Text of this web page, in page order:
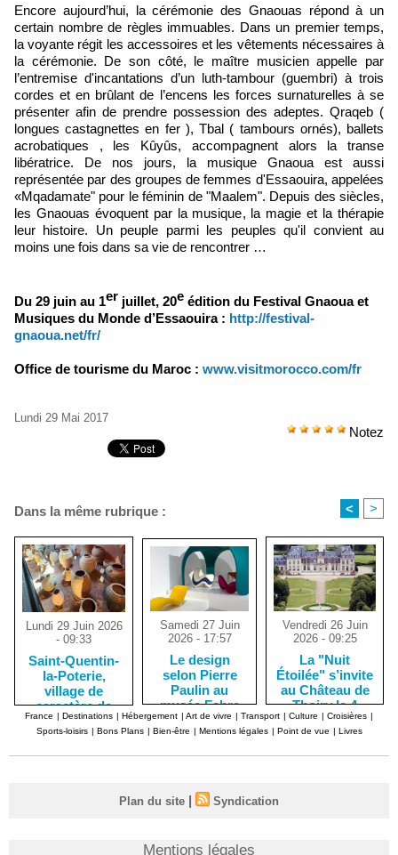
Encore aujourd’hui, la cérémonie des Gnaouas répond à un
certain nombre de règles immuables. Dans un premier temps,
la voyante régit les accessoires et les vêtements nécessaires à
la cérémonie. De son côté, le maître musicien appelle par
l’entremise d'incantations d’un luth-tambour (guembri) à trois
cordes et en brûlant de l’encens les forces surnaturelles à se
présenter afin de prendre possession des adeptes. Qraqeb (
longues castagnettes en fer ), Tbal ( tambours ornés), ballets
acrobatiques , les Kûyûs, accompagnent alors la transe
libératrice. De nos jours, la musique Gnaoua est aussi
représentée par des groupes de femmes d'Essaouira, appelées
«Mqadamate" pour le féminin de "Maalem". Depuis des siècles,
les Gnaouas évoquent par la musique, la magie et la thérapie
leur histoire. Un peuple parmi les peuples qu'il convient au
moins une fois dans sa vie de rencontrer …
Du 29 juin au 1er juillet, 20e édition du Festival Gnaoua et
Musiques du Monde d’Essaouira : http://festival-
gnaoua.net/fr/
Office de tourisme du Maroc : www.visitmorocco.com/fr
Lundi 29 Mai 2017
Notez
Dans la même rubrique : < >
Lundi 29 Juin 2026
- 09:33
Saint-Quentin-
la-Poterie,
village de
caractère de
potiers
céramistes
Samedi 27 Juin
2026 - 17:57
Le design
selon Pierre
Paulin au
musée Fabre
de Montpellier
Vendredi 26 Juin
2026 - 09:25
La "Nuit
Étoilée" s’invite
au Château de
Thoiry le 4
juillet
France | Destinations | Hébergement | Art de vivre | Transport | Culture | Croisières |
Sports-loisirs | Bons Plans | Bien-être | Mentions légales | Point de vue | Livres
Plan du site | Syndication
Mentions légales